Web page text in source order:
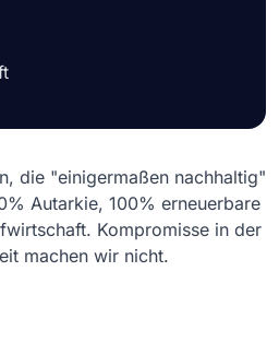
die "einigermaßen nachhaltig"
Autarkie, 100% erneuerbare
Kompromisse in der
machen wir nicht.